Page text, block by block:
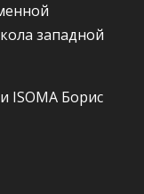
западной
ISOMA Борис